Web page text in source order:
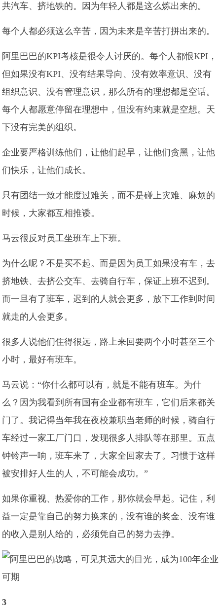
共汽车、挤地铁的。因为年轻人都是这么炼出来的。
每个人都必须这么辛苦，因为未来是辛苦打拼出来的。
阿里巴巴的KPI考核是很令人讨厌的。每个人都恨KPI，
但如果没有KPI、没有结果导向、没有效率意识、没有
组织意识、没有管理意识，那么所有的理想都是空话。
每个人都愿意停留在理想中，但没有约束就是空想。天
下没有完美的组织。
企业要严格训练他们，让他们起早，让他们贪黑，让他
们快乐，让他们成长。
只有团结一致才能度过难关，而不是碰上灾难、麻烦的
时候，大家都互相推诿。
马云很反对员工坐班车上下班。
为什么呢？不是买不起。而是因为员工如果没有车，去
挤地铁、去挤公交车、去骑自行车，保证上班不迟到。
而一旦有了班车，迟到的人就会更多，放下工作到时间
就走的人会更多。
很多人说他们住得很远，路上来回要两个小时甚至三个
小时，最好有班车。
马云说：“你什么都可以有，就是不能有班车。为什
么？因为我看到所有国有企业都有班车，它们后来都关
门了。我记得当年我在夜校兼职当老师的时候，骑自行
车经过一家工厂门口，发现很多人排队等在那里。五点
钟铃声一响，班车来了，大家全回家去了。习惯于这样
被安排好人生的人，不可能会成功。”
如果你重视、热爱你的工作，那你就会早起。记住，利
益一定是靠自己的努力换来的，没有谁的奖金、没有谁
的收入是别人给的，必须凭自己的努力去挣。
3